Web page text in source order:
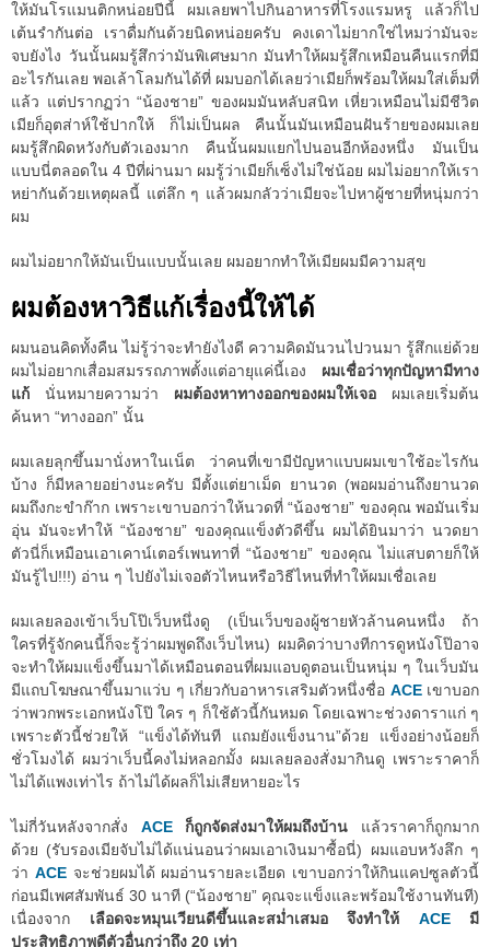
ให้มันโรแมนติกหน่อยปีนี้ ผมเลยพาไปกินอาหารที่โรงแรมหรู แล้วก็ไป
เต้นรำกันต่อ เราดื่มกันด้วยนิดหน่อยครับ คงเดาไม่ยากใช่ไหมว่ามันจะ
จบยังไง วันนั้นผมรู้สึกว่ามันพิเศษมาก มันทำให้ผมรู้สึกเหมือนคืนแรกที่มี
อะไรกันเลย พอเล้าโลมกันได้ที่ ผมบอกได้เลยว่าเมียก็พร้อมให้ผมใส่เต็มที่
แล้ว แต่ปรากฏว่า “น้องชาย” ของผมมันหลับสนิท เหี่ยวเหมือนไม่มีชีวิต
เมียก็อุตส่าห์ใช้ปากให้ ก็ไม่เป็นผล คืนนั้นมันเหมือนฝันร้ายของผมเลย
ผมรู้สึกผิดหวังกับตัวเองมาก คืนนั้นผมแยกไปนอนอีกห้องหนึ่ง มันเป็น
แบบนี่ตลอดใน 4 ปีที่ผ่านมา ผมรู้ว่าเมียก็เซ็งไม่ใช่น้อย ผมไม่อยากให้เรา
หย่ากันด้วยเหตุผลนี้ แต่ลึก ๆ แล้วผมกลัวว่าเมียจะไปหาผู้ชายที่หนุ่มกว่า
ผม
ผมไม่อยากให้มันเป็นแบบนั้นเลย ผมอยากทำให้เมียผมมีความสุข
ผมต้องหาวิธีแก้เรื่องนี้ให้ได้
ผมนอนคิดทั้งคืน ไม่รู้ว่าจะทำยังไงดี ความคิดมันวนไปวนมา รู้สึกแย่ด้วย
ผมไม่อยากเสื่อมสมรรถภาพตั้งแต่อายุแค่นี้เอง ผมเชื่อว่าทุกปัญหามีทาง
แก้ นั่นหมายความว่า ผมต้องหาทางออกของผมให้เจอ ผมเลยเริ่มต้น
ค้นหา “ทางออก” นั้น
ผมเลยลุกขึ้นมานั่งหาในเน็ต ว่าคนที่เขามีปัญหาแบบผมเขาใช้อะไรกัน
บ้าง ก็มีหลายอย่างนะครับ มีตั้งแต่ยาเม็ด ยานวด (พอผมอ่านถึงยานวด
ผมถึงกะขำก๊าก เพราะเขาบอกว่าให้นวดที่ “น้องชาย” ของคุณ พอมันเริ่ม
อุ่น มันจะทำให้ “น้องชาย” ของคุณแข็งตัวดีขึ้น ผมได้ยินมาว่า นวดยา
ตัวนี่ก็เหมือนเอาเคาน์เตอร์เพนทาที่ “น้องชาย” ของคุณ ไม่แสบตายก็ให้
มันรู้ไป!!!) อ่าน ๆ ไปยังไม่เจอตัวไหนหรือวิธีไหนที่ทำให้ผมเชื่อเลย
ผมเลยลองเข้าเว็บโป๊เว็บหนึ่งดู (เป็นเว็บของผู้ชายหัวล้านคนหนึ่ง ถ้า
ใครที่รู้จักคนนี้ก็จะรู้ว่าผมพูดถึงเว็บไหน) ผมคิดว่าบางทีการดูหนังโป๊อาจ
จะทำให้ผมแข็งขึ้นมาได้เหมือนตอนที่ผมแอบดูตอนเป็นหนุ่ม ๆ ในเว็บมัน
มีแถบโฆษณาขึ้นมาแว่บ ๆ เกี่ยวกับอาหารเสริมตัวหนึ่งชื่อ ACEเขาบอก
ว่าพวกพระเอกหนังโป๊ ใคร ๆ ก็ใช้ตัวนี้กันหมด โดยเฉพาะช่วงดาราแก่ ๆ
เพราะตัวนี้ช่วยให้ “แข็งได้ทันที แถมยังแข็งนาน”ด้วย แข็งอย่างน้อยก็
ชั่วโมงได้ ผมว่าเว็บนี้คงไม่หลอกมั้ง ผมเลยลองสั่งมากินดู เพราะราคาก็
ไม่ได้แพงเท่าไร ถ้าไม่ได้ผลก็ไม่เสียหายอะไร
ไม่กี่วันหลังจากสั่ง ACE ก็ถูกจัดส่งมาให้ผมถึงบ้าน แล้วราคาก็ถูกมาก
ด้วย (รับรองเมียจับไม่ได้แน่นอนว่าผมเอาเงินมาซื้อนี่) ผมแอบหวังลึก ๆ
ว่า ACEจะช่วยผมได้ ผมอ่านรายละเอียด เขาบอกว่าให้กินแคปซูลตัวนี้
ก่อนมีเพศสัมพันธ์ 30 นาที (“น้องชาย” คุณจะแข็งและพร้อมใช้งานทันที)
เนื่องจาก เลือดจะหมุนเวียนดีขึ้นและสม่ำเสมอ จึงทำให้ ACEมี
ประสิทธิภาพดีตัวอื่นกว่าถึง 20 เท่า